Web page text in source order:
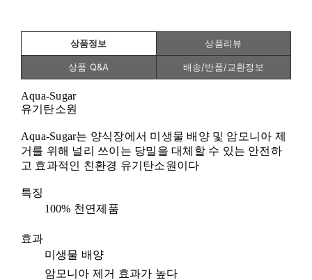
상품정보 상품리뷰
상품 Q&A 배송/반품/교환정보
Aqua-Sugar
유기탄소원
Aqua-Sugar는 양식장에서 미생물 배양 및 암모니아 제
거를 위해 널리 쓰이는 당밀을 대체할 수 있는 안전하
고 효과적인 친환경 유기탄소원이다
특징
100% 천연제품
효과
미생물 배양
암모니아 제거 효과가 높다